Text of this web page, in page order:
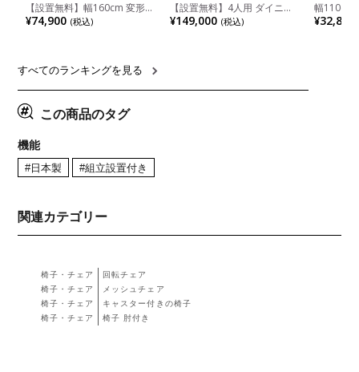
【設置無料】幅160cm 変形
半円 ダイニングテーブル モ
ルタル風 LENAS コンクリー
リア風 グレージュ
¥74,900 (税込)
【設置無料】4人用 ダイニン
グテーブルセット 5点 LUGA
セラミックテーブル おしゃれ
¥149,000 (税込)
幅110cm
木目調 リ
付き 長方
¥32,800
すべてのランキングを見る
この商品のタグ
機能
#日本製 #組立設置付き
関連カテゴリー
椅子・チェア
回転チェア
椅子・チェア
メッシュチェア
椅子・チェア
キャスター付きの椅子
椅子・チェア
椅子 肘付き